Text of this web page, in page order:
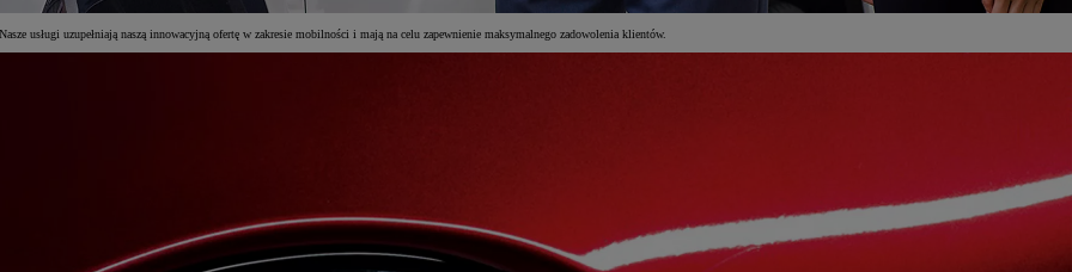
usługi uzupełniają naszą innowacyjną ofertę w zakresie mobilności i mają na celu zapewnienie maksymalnego zadowolenia klientów.